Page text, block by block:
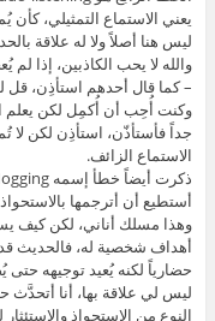
يعني الاستماع التمثيلي،
ليس هنا أصلاً ولا له علاقة
والله لا يحب الكاذبين، إذا
– كما قال أحدهم استأذِن، قل
وكنت أُحِب أن أُكمِل لكن يعلم
جداً فأستأذّن، استأذِن لكن لا
الاستماع الزائف.
أستطيع أن أترجمها
وهذا مسلك أناني، لكن كيف
أهداف شخصية له، فالحديث قد
حضارياً لكنه يُعيد توجيهه
النوع من الاستحواذ